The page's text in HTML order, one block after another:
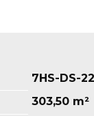
7HS-DS-
303,50 m²